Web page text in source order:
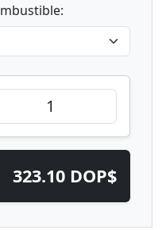
323.10 DOP$